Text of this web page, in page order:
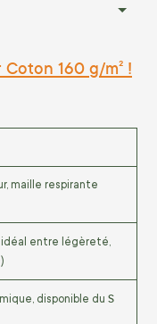
160 g/m² !
maille respirante
idéal entre légèreté,
disponible du S